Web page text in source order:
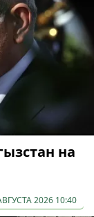
на
2026 10:40